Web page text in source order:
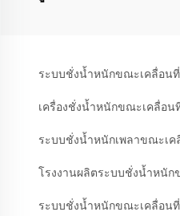
ระบบชั่งน้ำหนักขณะเคลื่อนที่
เครื่องชั่งน้ำหนักขณะเคลื่อ
ระบบชั่งน้ำหนักเพลาขณะเค
โรงงานผลิตระบบชั่งน้ำหนั
ระบบชั่งน้ำหนักขณะเคลื่อน